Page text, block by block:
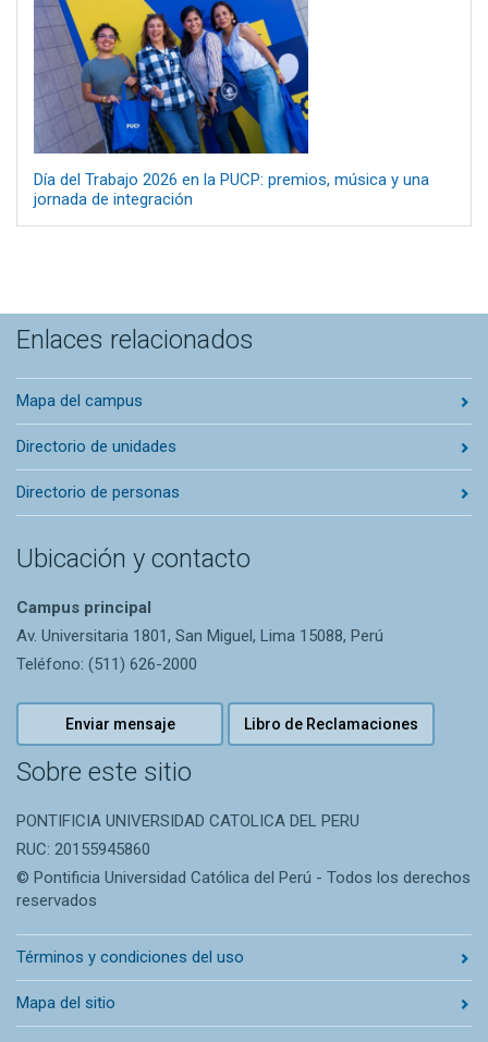
Día del Trabajo 2026 en la PUCP: premios, música y una
jornada de integración
Enlaces relacionados
Mapa del campus
Directorio de unidades
Directorio de personas
Ubicación y contacto
Campus principal
Av. Universitaria 1801, San Miguel, Lima 15088, Perú
Teléfono: (511) 626-2000
Enviar mensaje Libro de Reclamaciones
Sobre este sitio
PONTIFICIA UNIVERSIDAD CATOLICA DEL PERU
RUC: 20155945860
© Pontificia Universidad Católica del Perú - Todos los derechos
reservados
Términos y condiciones del uso
Mapa del sitio